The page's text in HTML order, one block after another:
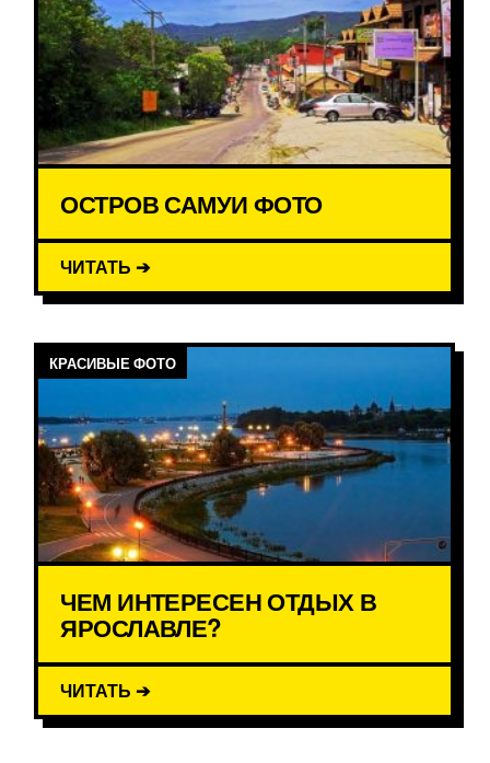
ОСТРОВ САМУИ ФОТО
ЧИТАТЬ ➔
КРАСИВЫЕ ФОТО
ЧЕМ ИНТЕРЕСЕН ОТДЫХ В
ЯРОСЛАВЛЕ?
ЧИТАТЬ ➔